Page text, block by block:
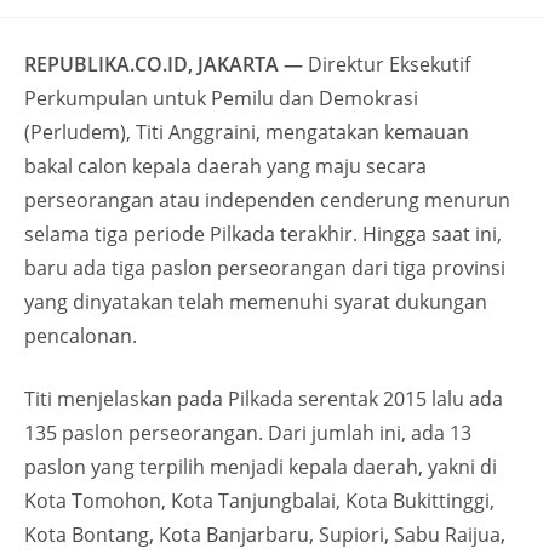
REPUBLIKA.CO.ID, JAKARTA — Direktur Eksekutif
Perkumpulan untuk Pemilu dan Demokrasi
(Perludem), Titi Anggraini, mengatakan kemauan
bakal calon kepala daerah yang maju secara
perseorangan atau independen cenderung menurun
selama tiga periode Pilkada terakhir. Hingga saat ini,
baru ada tiga paslon perseorangan dari tiga provinsi
yang dinyatakan telah memenuhi syarat dukungan
pencalonan.
Titi menjelaskan pada Pilkada serentak 2015 lalu ada
135 paslon perseorangan. Dari jumlah ini, ada 13
paslon yang terpilih menjadi kepala daerah, yakni di
Kota Tomohon, Kota Tanjungbalai, Kota Bukittinggi,
Kota Bontang, Kota Banjarbaru, Supiori, Sabu Raijua,